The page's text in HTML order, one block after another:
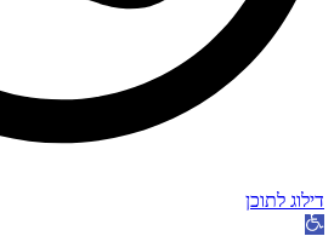
דילוג לתוכן
פתח